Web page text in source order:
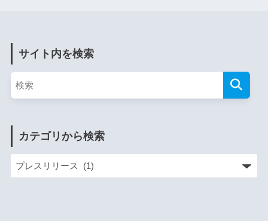
サイト内を検索
カテゴリから検索